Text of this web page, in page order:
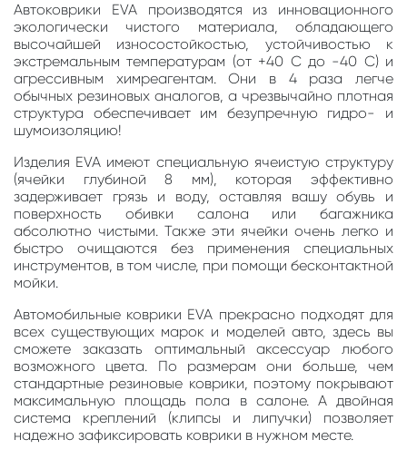
Автоковрики EVA производятся из инновационного
экологически чистого материала, обладающего
высочайшей износостойкостью, устойчивостью к
экстремальным температурам (от +40 С до -40 С) и
агрессивным химреагентам. Они в 4 раза легче
обычных резиновых аналогов, а чрезвычайно плотная
структура обеспечивает им безупречную гидро- и
шумоизоляцию!
Изделия EVA имеют специальную ячеистую структуру
(ячейки глубиной 8 мм), которая эффективно
задерживает грязь и воду, оставляя вашу обувь и
поверхность обивки салона или багажника
абсолютно чистыми. Также эти ячейки очень легко и
быстро очищаются без применения специальных
инструментов, в том числе, при помощи бесконтактной
мойки.
Автомобильные коврики EVA прекрасно подходят для
всех существующих марок и моделей авто, здесь вы
сможете заказать оптимальный аксессуар любого
возможного цвета. По размерам они больше, чем
стандартные резиновые коврики, поэтому покрывают
максимальную площадь пола в салоне. А двойная
система креплений (клипсы и липучки) позволяет
надежно зафиксировать коврики в нужном месте.